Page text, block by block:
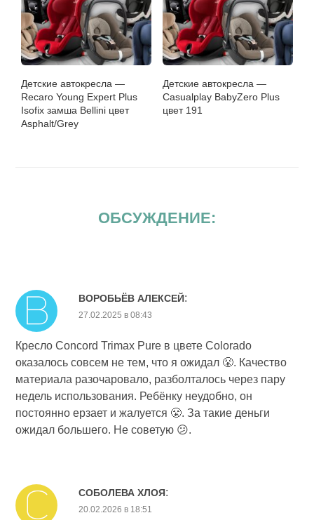
Детские автокресла —
Recaro Young Expert Plus
Isofix замша Bellini цвет
Asphalt/Grey
Детские автокресла —
Casualplay BabyZero Plus
цвет 191
ОБСУЖДЕНИЕ:
ВОРОБЬЁВ АЛЕКСЕЙ:
27.02.2025 в 08:43
Кресло Concord Trimax Pure в цвете Colorado
оказалось совсем не тем, что я ожидал 😤. Качество
материала разочаровало, разболталось через пару
недель использования. Ребёнку неудобно, он
постоянно ерзает и жалуется 😤. За такие деньги
ожидал большего. Не советую 😕.
СОБОЛЕВА ХЛОЯ:
20.02.2026 в 18:51